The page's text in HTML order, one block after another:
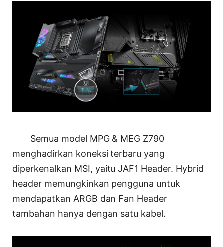
Semua model MPG & MEG Z790
menghadirkan koneksi terbaru yang
diperkenalkan MSI, yaitu JAF1 Header. Hybrid
header memungkinkan pengguna untuk
mendapatkan ARGB dan Fan Header
tambahan hanya dengan satu kabel.